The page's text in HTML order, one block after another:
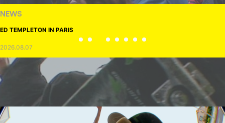
NEWS
ED TEMPLETON IN PARIS
2026.08.07